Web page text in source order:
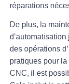
réparations
De plus, la
des opérations
pratiques pour
CNC, il est